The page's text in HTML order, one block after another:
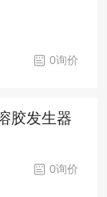
0询价
胶发生器
0询价